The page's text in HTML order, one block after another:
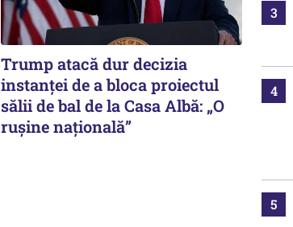
Trump atacă dur decizia
instanţei de a bloca proiectul
sălii de bal de la Casa Albă: „O
ruşine naţională”